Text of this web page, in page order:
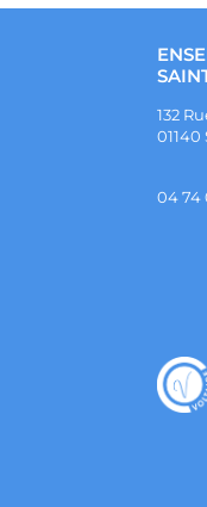
132
01140
04 74